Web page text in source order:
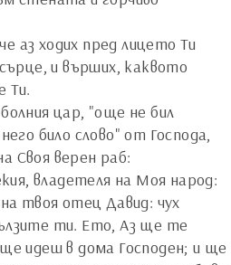
аз ходих пред лицето Ти
и върших, каквото
Ти.
цар, "още не бил
било слово" от Господа,
Своя верен раб:
владетеля на Моя народ:
твоя отец Давид: чух
ти. Ето, Аз ще те
идеш в дома Господен; и ще